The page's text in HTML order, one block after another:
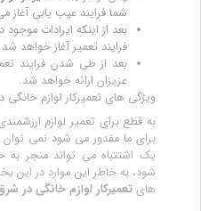
شما فرایند عیب یابی آغاز
بعد از اینکه ایرادات
فرایند تعمیر آغاز خواهد شد.
بعد از طی شدن فرایند
عزیزان ارائه خواهد شد.
ویژگی های تعمیرکار لوازم
به قطع برای تعمیر لوازم
برای ما مقدور می شود نمی توان
یک اشتتباه می تواند منجر
شود، به خاطر این موارد در این
های تعمیرکار لوازم خانگی در